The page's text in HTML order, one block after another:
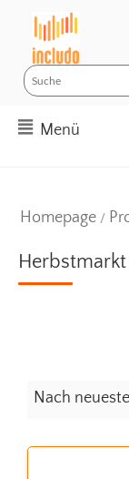
Menü
Homepage /
Herbstmarkt
Nach